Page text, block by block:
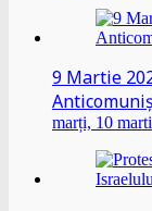
9 Martie
marți, 10